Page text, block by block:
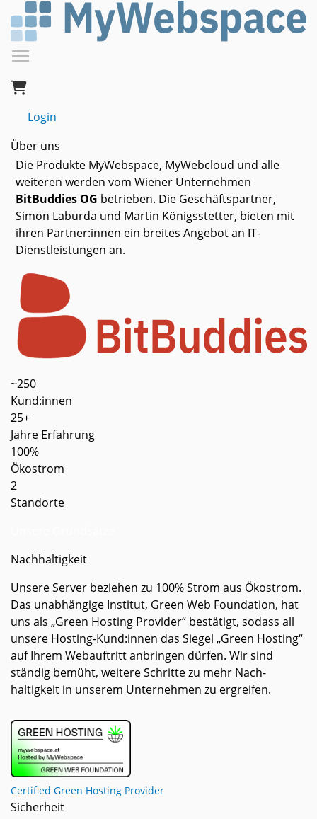
Direkt
zum
Inhalt
Login
Über uns
Die Produkte MyWebspace, MyWebcloud und alle
weiteren werden vom Wiener Unternehmen
BitBuddies OG betrieben. Die Geschäftspartner,
Simon Laburda und Martin Königsstetter, bieten mit
ihren Partner:innen ein breites Angebot an IT-
Dienstleistungen an.
~250
Kund:innen
25+
Jahre Erfahrung
100%
Ökostrom
2
Standorte
Nachhaltigkeit
Unsere Server beziehen zu 100% Strom aus Öko­strom.
Das unab­hängige Institut, Green Web Foundation, hat
uns als „Green Hosting Provider“ be­stätigt, sodass all
unsere Hosting-­Kund:innen das Siegel „Green Hosting“
auf Ihrem Web­auftritt anbringen dürfen. Wir sind
ständig bemüht, weitere Schritte zu mehr Nach­
haltigkeit in unserem Unter­nehmen zu ergreifen.
Certified Green Hosting Provider
Sicherheit